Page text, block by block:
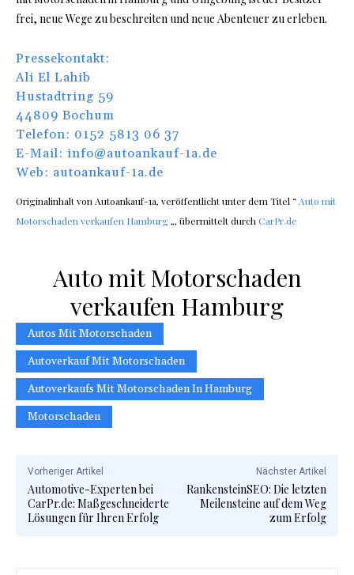
frei, neue Wege zu beschreiten und neue Abenteuer zu erleben.
Pressekontakt:
Ali El Lahib
Hustadtring 59
44809 Bochum
Telefon: 0152 5813 06 37
E-Mail: info@autoankauf-1a.de
Web: autoankauf-1a.de
Originalinhalt von Autoankauf-1a, veröffentlicht unter dem Titel “ Auto mit
Motorschaden verkaufen Hamburg„, übermittelt durch CarPr.de
Auto mit Motorschaden
verkaufen Hamburg
Autos Mit Motorschaden
Autoverkauf Mit Motorschaden
Autoverkaufs Mit Motorschaden In Hamburg
Motorschaden
Vorheriger Artikel
Automotive-Experten bei
CarPr.de: Maßgeschneiderte
Lösungen für Ihren Erfolg
Nächster Artikel
RankensteinSEO: Die letzten
Meilensteine auf dem Weg
zum Erfolg